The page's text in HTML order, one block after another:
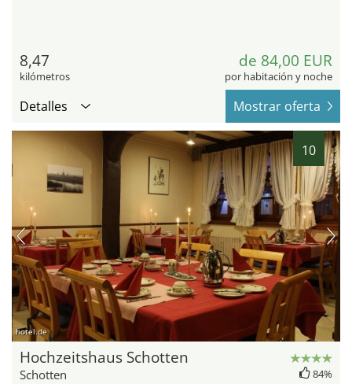
8,47
kilómetros
de 84,00 EUR
por habitación y noche
Detalles Mostrar oferta
10
hotel.de
Hochzeitshaus Schotten
Schotten 84%